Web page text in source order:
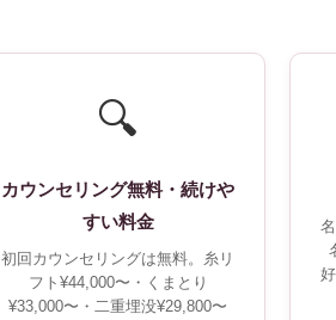
🔍
カウンセリング無料・続けや
すい料金
初回カウンセリングは無料。糸リ
フト¥44,000〜・くまとり
¥33,000〜・二重埋没¥29,800〜